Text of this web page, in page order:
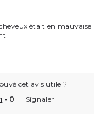
était en mauvaise
cet avis utile ?
- 0 Signaler